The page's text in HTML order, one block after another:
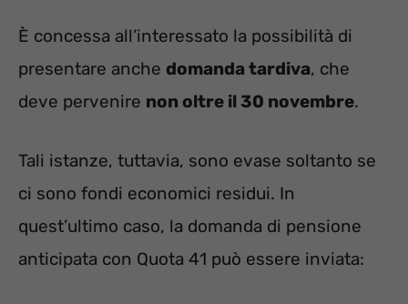
È concessa all’interessato la possibilità di
presentare anche domanda tardiva, che
deve pervenire non oltre il 30 novembre.
Tali istanze, tuttavia, sono evase soltanto se
ci sono fondi economici residui. In
quest’ultimo caso, la domanda di pensione
anticipata con Quota 41 può essere inviata: